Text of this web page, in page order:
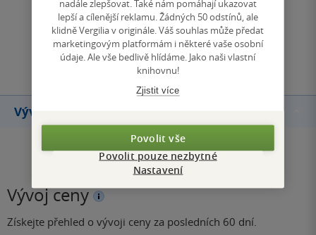
Zobrazit všechna hodnocení
Přidat hodnocení
Vývoj ceny
Vývoj ceny
Získejte přehled o vývoji ceny za posledních 60 dní.
nadále zlepšovat. Také nám pomáhají ukazovat
lepší a cílenější reklamu. Žádných 50 odstínů, ale
klidně Vergilia v originále. Váš souhlas může předat
marketingovým platformám i některé vaše osobní
údaje. Ale vše bedlivě hlídáme. Jako naši vlastní
knihovnu!
Zjistit více
Povolit vše
Povolit pouze nezbytné
Nastavení